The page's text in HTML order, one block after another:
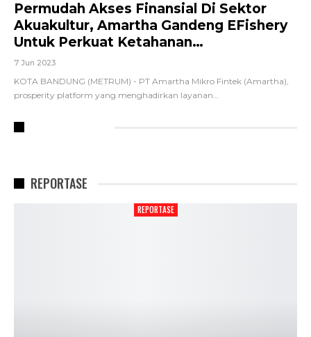
Permudah Akses Finansial Di Sektor
Akuakultur, Amartha Gandeng EFishery
Untuk Perkuat Ketahanan…
7 Jun 2023
KOTA BANDUNG (METRUM) - PT Amartha Mikro Fintek (Amartha),
prosperity platform yang menghadirkan layanan…
REPORTASE
REPORTASE